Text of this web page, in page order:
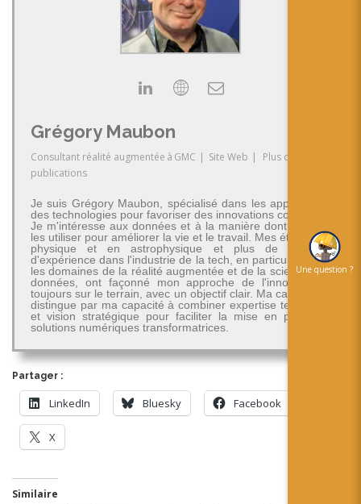
Grégory Maubon
Consultant réalité augmentée à GMC | Site Web |
Plus de
publications
Je suis Grégory Maubon, spécialisé dans les applications
des technologies pour favoriser des innovations concrètes.
Je m'intéresse aux données et à la manière dont on peut
les utiliser pour améliorer la vie et le travail. Mes études en
physique et en astrophysique et plus de 30 ans
d'expérience dans l'industrie de la tech, en particulier dans
les domaines de la réalité augmentée et de la science des
données, ont façonné mon approche de l'innovation -
toujours sur le terrain, avec un objectif clair. Ma carrière se
distingue par ma capacité à combiner expertise technique
et vision stratégique pour faciliter la mise en place de
solutions numériques transformatrices.
Partager :
LinkedIn Bluesky Facebook
X
Similaire
Une question ?